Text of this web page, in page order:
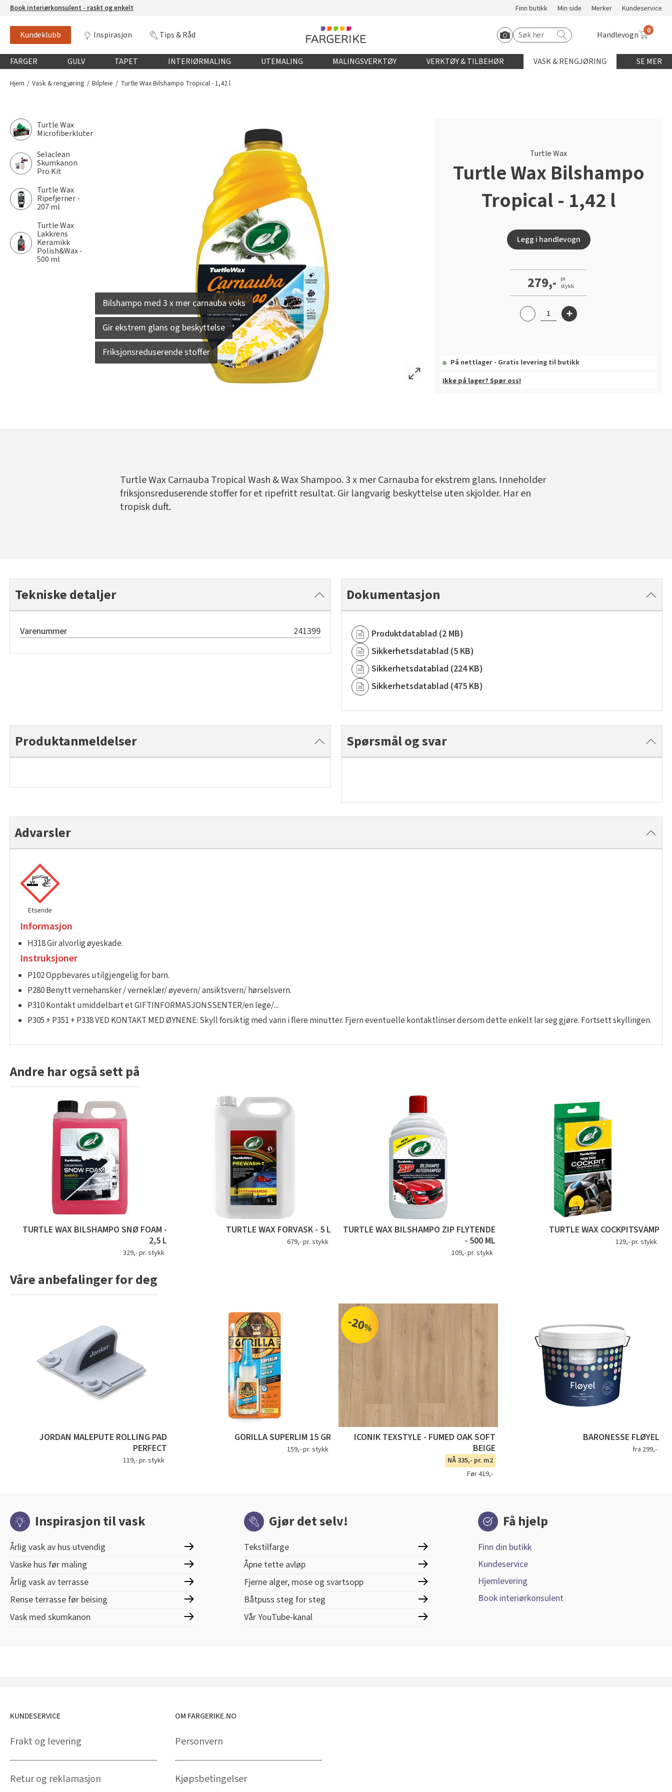
Book interiørkonsulent - raskt og enkelt Finn butikk Min side Merker Kundeservice
Kundeklubb Inspirasjon Tips & Råd Start Roomvo
Søk etter: Handlevogn 0
Globalnavigasjon mobil
FARGER GULV TAPET INTERIØRMALING UTEMALING MALINGSVERKTØY VERKTØY & TILBEHØR VASK & RENGJØRING SE MER
Hjem Vask & rengjøring Bilpleie Turtle Wax Bilshampo Tropical - 1,42 l
Turtle Wax
Microfiberkluter
Selaclean
Skumkanon
Pro Kit
Turtle Wax
Ripefjerner -
207 ml
Turtle Wax
Lakkrens
Keramikk
Polish&Wax -
500 ml
Bilshampo med 3 x mer carnauba voks
Gir ekstrem glans og beskyttelse
Friksjonsreduserende stoffer
Turtle Wax
Turtle Wax Bilshampo
Tropical - 1,42 l
Legg i handlevogn
279,- pr.
stykk
På nettlager - Gratis levering til butikk
Ikke på lager? Spør oss!
Turtle Wax Carnauba Tropical Wash & Wax Shampoo. 3 x mer Carnauba for ekstrem glans. Inneholder
friksjonsreduserende stoffer for et ripefritt resultat. Gir langvarig beskyttelse uten skjolder. Har en
tropisk duft.
Tekniske detaljer
Varenummer 241399
Dokumentasjon
Produktdatablad (2 MB)
Sikkerhetsdatablad (5 KB)
Sikkerhetsdatablad (224 KB)
Sikkerhetsdatablad (475 KB)
Produktanmeldelser Spørsmål og svar
Advarsler
Etsende
Informasjon
H318 Gir alvorlig øyeskade.
Instruksjoner
P102 Oppbevares utilgjengelig for barn.
P280 Benytt vernehansker / verneklær/ øyevern/ ansiktsvern/ hørselsvern.
P310 Kontakt umiddelbart et GIFTINFORMASJONSSENTER/en lege/...
P305 + P351 + P338 VED KONTAKT MED ØYNENE: Skyll forsiktig med vann i flere minutter. Fjern eventuelle kontaktlinser dersom dette enkelt lar seg gjøre. Fortsett skyllingen.
Andre har også sett på
TURTLE WAX BILSHAMPO SNØ FOAM -
2,5 L
329,- pr. stykk
TURTLE WAX FORVASK - 5 L
679,- pr. stykk
TURTLE WAX BILSHAMPO ZIP FLYTENDE
- 500 ML
109,- pr. stykk
TURTLE WAX COCKPITSVAMP
129,- pr. stykk
Våre anbefalinger for deg
JORDAN MALEPUTE ROLLING PAD
PERFECT
119,- pr. stykk
GORILLA SUPERLIM 15 GR
159,- pr. stykk
-20%
ICONIK TEXSTYLE - FUMED OAK SOFT
BEIGE
NÅ 335,- pr. m2
Før 419,-
BARONESSE FLØYEL
fra 299,-
Inspirasjon til vask
Årlig vask av hus utvendig
Vaske hus før maling
Årlig vask av terrasse
Rense terrasse før beising
Vask med skumkanon
Gjør det selv!
Tekstilfarge
Åpne tette avløp
Fjerne alger, mose og svartsopp
Båtpuss steg for steg
Vår YouTube-kanal
Få hjelp
Finn din butikk
Kundeservice
Hjemlevering
Book interiørkonsulent
KUNDESERVICE
Frakt og levering
Retur og reklamasjon
OM FARGERIKE.NO
Personvern
Kjøpsbetingelser